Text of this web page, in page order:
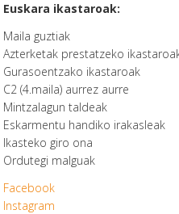
Euskara ikastaroak:
Maila guztiak
Azterketak prestatzeko
Gurasoentzako ikastaroak
C2 (4.maila) aurrez aurre
Mintzalagun taldeak
Eskarmentu handiko irakasleak
Ikasteko giro ona
Ordutegi malguak
Facebook
Instagram